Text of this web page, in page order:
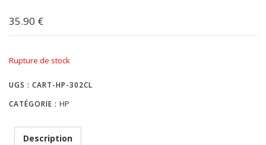
35.90 €
Rupture de stock
UGS : CART-HP-302CL
CATÉGORIE : HP
Description